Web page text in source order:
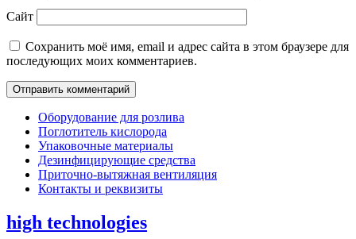
Сайт
Сохранить моё имя, email и адрес сайта в этом браузере для
последующих моих комментариев.
Оборудование для розлива
Поглотитель кислорода
Упаковочные материалы
Дезинфицирующие средства
Приточно-вытяжная вентиляция
Контакты и реквизиты
high technologies